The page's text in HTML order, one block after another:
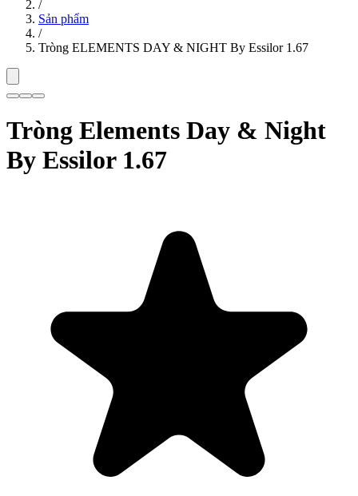
/
Sản phẩm
/
Tròng ELEMENTS DAY & NIGHT By Essilor 1.67
Tròng Elements Day & Night
By Essilor 1.67